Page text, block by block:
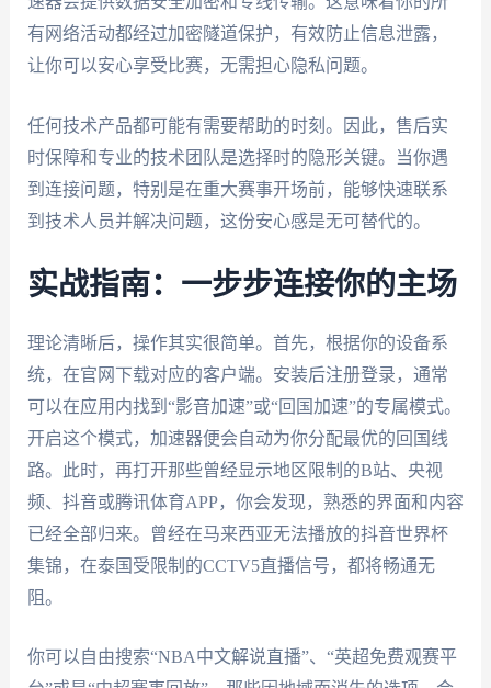
有网络活动都经过加密隧道保护，有效防止信息泄露，
让你可以安心享受比赛，无需担心隐私问题。
任何技术产品都可能有需要帮助的时刻。因此，售后实
时保障和专业的技术团队是选择时的隐形关键。当你遇
到连接问题，特别是在重大赛事开场前，能够快速联系
到技术人员并解决问题，这份安心感是无可替代的。
实战指南：一步步连接你的主场
理论清晰后，操作其实很简单。首先，根据你的设备系
统，在官网下载对应的客户端。安装后注册登录，通常
可以在应用内找到“影音加速”或“回国加速”的专属模式。
开启这个模式，加速器便会自动为你分配最优的回国线
路。此时，再打开那些曾经显示地区限制的B站、央视
频、抖音或腾讯体育APP，你会发现，熟悉的界面和内容
已经全部归来。曾经在马来西亚无法播放的抖音世界杯
集锦，在泰国受限制的CCTV5直播信号，都将畅通无
阻。
你可以自由搜索“NBA中文解说直播”、“英超免费观赛平